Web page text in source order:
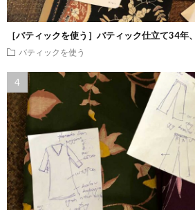
［バティックを使う］バティック仕立て34年
バティックを使う